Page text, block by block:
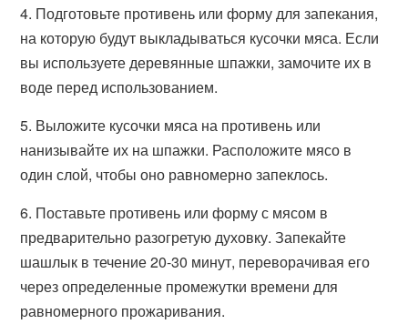
4. Подготовьте противень или форму для запекания,
на которую будут выкладываться кусочки мяса. Если
вы используете деревянные шпажки, замочите их в
воде перед использованием.
5. Выложите кусочки мяса на противень или
нанизывайте их на шпажки. Расположите мясо в
один слой, чтобы оно равномерно запеклось.
6. Поставьте противень или форму с мясом в
предварительно разогретую духовку. Запекайте
шашлык в течение 20-30 минут, переворачивая его
через определенные промежутки времени для
равномерного прожаривания.